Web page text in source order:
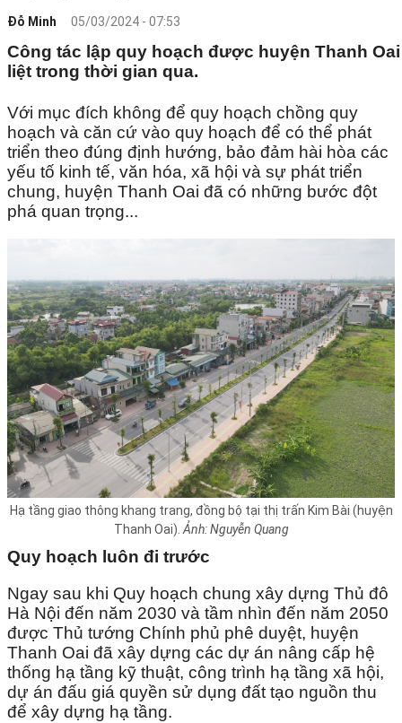
Đỗ Minh 05/03/2024 - 07:53
Công tác lập quy hoạch được huyện Thanh
liệt trong thời gian qua.
Với mục đích không để quy hoạch chồng quy
hoạch và căn cứ vào quy hoạch để có thể phát
triển theo đúng định hướng, bảo đảm hài hòa các
yếu tố kinh tế, văn hóa, xã hội và sự phát triển
chung, huyện Thanh Oai đã có những bước đột
phá quan trọng...
Hạ tầng giao thông khang trang, đồng bộ tại thị trấn Kim Bài (huyện
Thanh Oai). Ảnh: Nguyễn Quang
Quy hoạch luôn đi trước
Ngay sau khi Quy hoạch chung xây dựng Thủ đô
Hà Nội đến năm 2030 và tầm nhìn đến năm 2050
được Thủ tướng Chính phủ phê duyệt, huyện
Thanh Oai đã xây dựng các dự án nâng cấp hệ
thống hạ tầng kỹ thuật, công trình hạ tầng xã hội,
dự án đấu giá quyền sử dụng đất tạo nguồn thu
để xây dựng hạ tầng.